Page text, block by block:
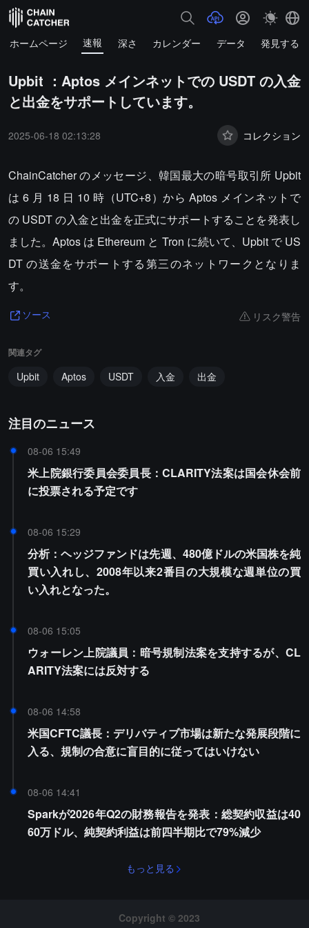
ホームページ 速報 深さ カレンダー データ 発見する
Upbit ：Aptos メインネットでの USDT の入金
と出金をサポートしています。
2025-06-18 02:13:28 コレクション
ChainCatcher のメッセージ、韓国最大の暗号取引所 Upbit
は 6 月 18 日 10 時（UTC+8）から Aptos メインネットで
の USDT の入金と出金を正式にサポートすることを発表し
ました。Aptos は Ethereum と Tron に続いて、Upbit で US
DT の送金をサポートする第三のネットワークとなりま
す。
ソース リスク警告
関連タグ
Upbit Aptos USDT 入金 出金
注目のニュース
08-06 15:49
米上院銀行委員会委員長：CLARITY法案は国会休会前
に投票される予定です
08-06 15:29
分析：ヘッジファンドは先週、480億ドルの米国株を純
買い入れし、2008年以来2番目の大規模な週単位の買
い入れとなった。
08-06 15:05
ウォーレン上院議員：暗号規制法案を支持するが、CL
ARITY法案には反対する
08-06 14:58
米国CFTC議長：デリバティブ市場は新たな発展段階に
入る、規制の合意に盲目的に従ってはいけない
08-06 14:41
Sparkが2026年Q2の財務報告を発表：総契約収益は40
60万ドル、純契約利益は前四半期比で79%減少
もっと見る
Copyright © 2023